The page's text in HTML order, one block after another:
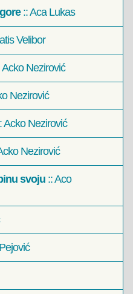
:: Aca Lukas
Velibor
Nezirović
Nezirović
Acko Nezirović
Nezirović
svoju :: Aco